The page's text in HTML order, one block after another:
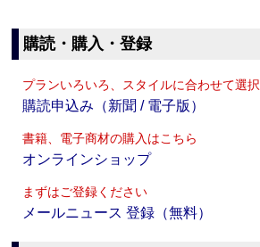
購読・購入・登録
プランいろいろ、スタイルに合わせて選択
購読申込み（新聞 / 電子版）
書籍、電子商材の購入はこちら
オンラインショップ
まずはご登録ください
メールニュース 登録（無料）